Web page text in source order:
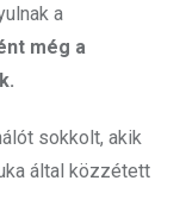
a
még a
sokkolt, akik
által közzétett